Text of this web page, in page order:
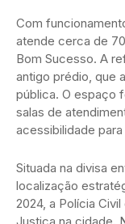
Com
atende cerca de
Bom Sucesso. A
antigo prédio, que
pública. O espaço
salas de
acessibilidade
Situada na divisa
localização
2024, a Polícia
Justiça na cidade.